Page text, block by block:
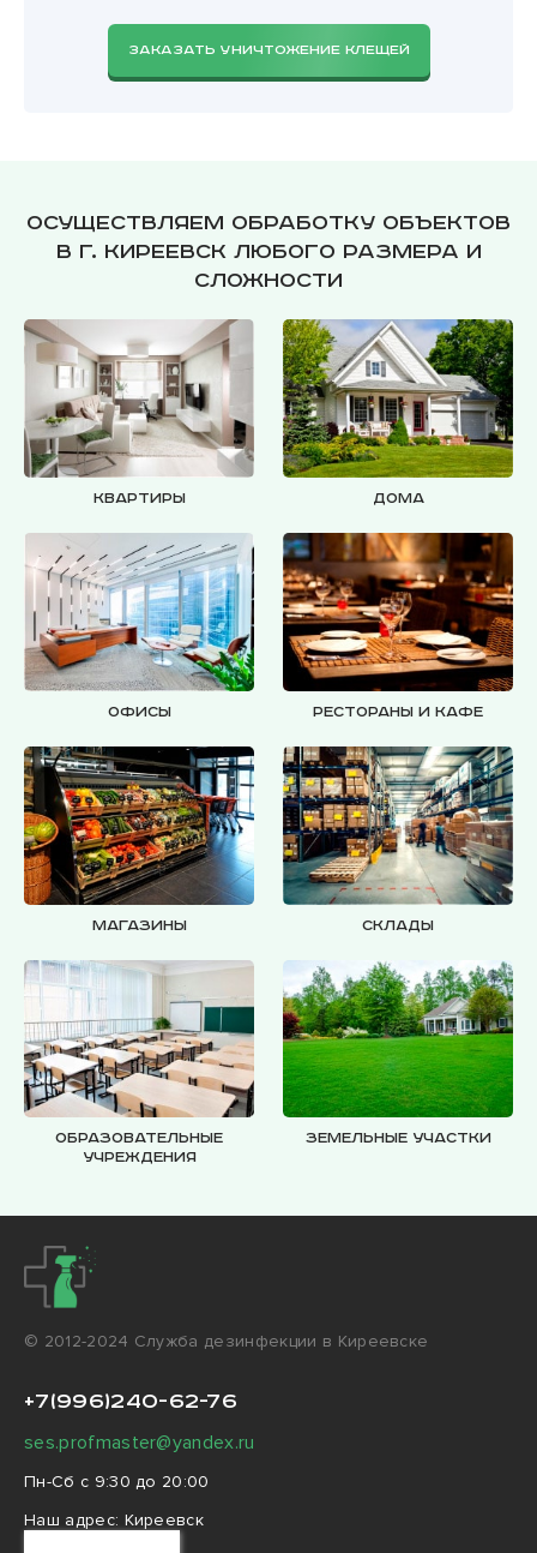
ЗАКАЗАТЬ УНИЧТОЖЕНИЕ КЛЕЩЕЙ
Осуществляем обработку объектов
в г. Киреевск любого размера и
сложности
Квартиры Дома
Офисы Рестораны и кафе
Магазины Склады
Образовательные
учреждения
Земельные участки
© 2012-2024 Cлужба дезинфекции в Киреевске
+7(996)240-62-76
ses.profmaster@yandex.ru
Пн-Сб с 9:30 до 20:00
Наш адрес: Киреевск